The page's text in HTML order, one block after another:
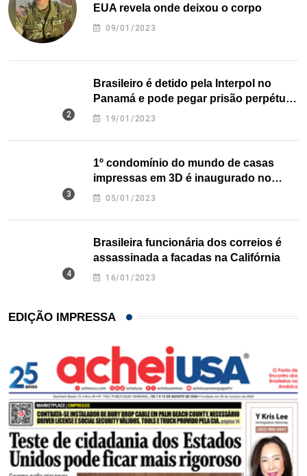
EUA revela onde deixou o corpo
09/01/2023
Brasileiro é detido pela Interpol no
Panamá e pode pegar prisão perpétua
nos EUA
19/01/2023
1º condomínio do mundo de casas
impressas em 3D é inaugurado no
Texas
05/01/2023
Brasileira funcionária dos correios é
assassinada a facadas na Califórnia
16/01/2023
EDIÇÃO IMPRESSA